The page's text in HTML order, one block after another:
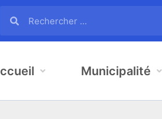
Municipalité